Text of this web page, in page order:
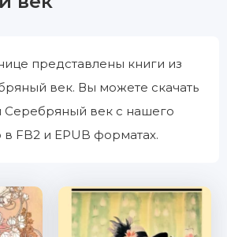
представлены книги из
век. Вы можете скачать
Серебряный век с нашего
в FB2 и EPUB форматах.